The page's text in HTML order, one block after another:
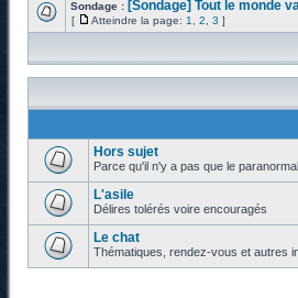
Sondage : [Sondage] Tout le monde
[ Atteindre la page: 1 2 3 ]
Hors sujet
Parce qu'il n'y a pas que le
L'asile
Délires tolérés voire encouragés
Le chat
Thématiques, rendez-vous et autres